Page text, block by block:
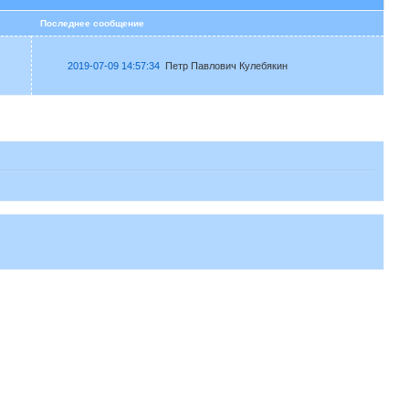
Последнее сообщение
2019-07-09 14:57:34 Петр Павлович Кулебякин